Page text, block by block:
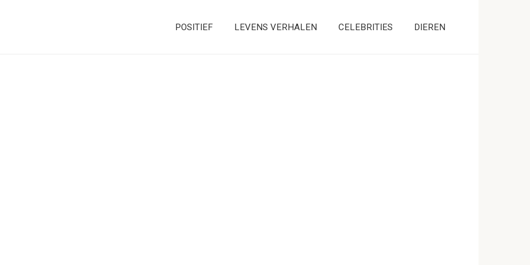
POSITIEF LEVENS VERHALEN CELEBRITIES DIEREN